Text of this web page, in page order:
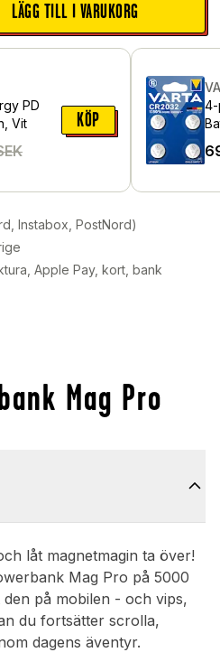
LÄGG TILL I VARUKORG
PD
mAh, Vit
KÖP
4-
Instabox, PostNord)
Apple Pay, kort, bank
Mag Pro
låt magnetmagin ta över!
Mag Pro på 5000
på mobilen - och vips,
du fortsätter scrolla,
dagens äventyr.